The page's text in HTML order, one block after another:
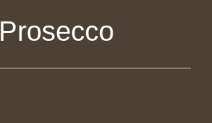
Prosecco